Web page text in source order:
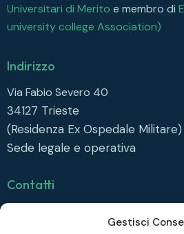
Gestisci
Universitari di Merito e membro di
university college Association)
Indirizzo
Via Fabio Severo 40
34127 Trieste
(Residenza Ex Ospedale Militare)
Sede legale e operativa
Contatti